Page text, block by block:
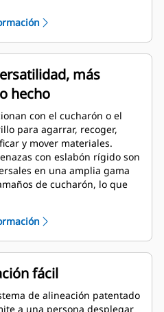
gama de compatibilidad de
gracias a un diseño más
la productividad con el
cuando no es
un cucharón o un
solos.
más
hecho
con el cucharón o el
para agarrar, recoger,
y mover materiales.
con eslabón rígido son
en una amplia gama
de cucharón, lo que
la mejor tenaza para sus
Entre las tres
de dientes, elija la
opción para un agarre
o estrecho y tiempos de
más cortos para
la pluma a horcajadas
fácil
de alineación patentado
a una persona desplegar